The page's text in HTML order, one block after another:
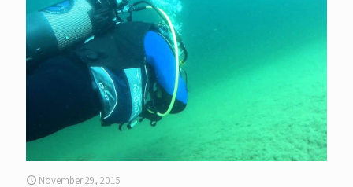
November 29, 2015